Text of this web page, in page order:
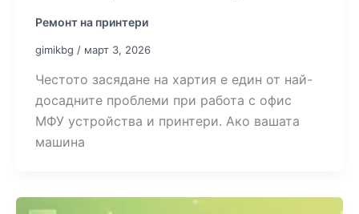
Ремонт на принтери
gimikbg / март 3, 2026
Честото засядане на хартия е един от най-
досадните проблеми при работа с офис
МФУ устройства и принтери. Ако вашата
машина